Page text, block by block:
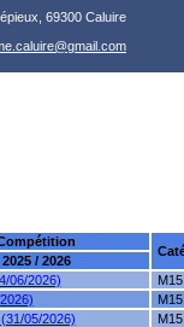
69300 Caluire
2025 / 2026
06/2026)
M15
M15
05/2026)
M15